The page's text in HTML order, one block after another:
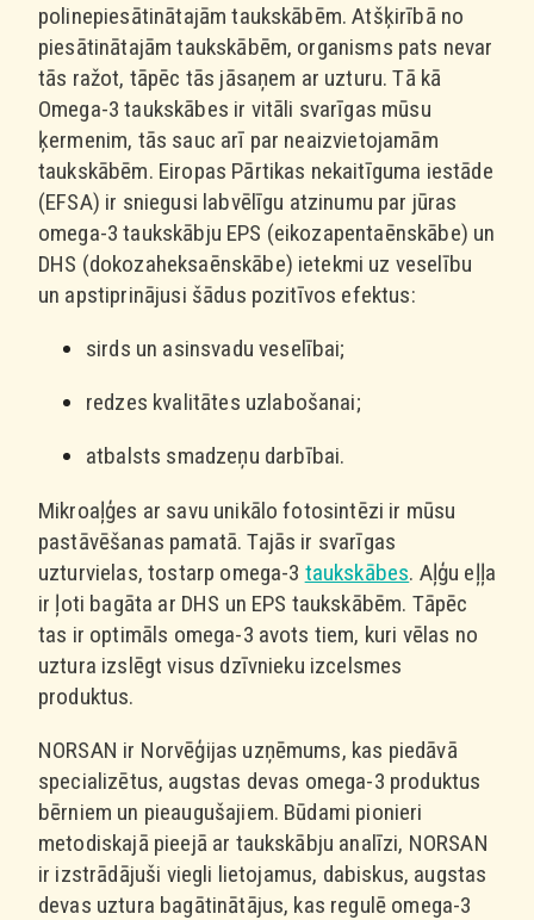
polinepiesātinātajām taukskābēm. Atšķirībā no
piesātinātajām taukskābēm, organisms pats nevar
tās ražot, tāpēc tās jāsaņem ar uzturu. Tā kā
Omega-3 taukskābes ir vitāli svarīgas mūsu
ķermenim, tās sauc arī par neaizvietojamām
taukskābēm. Eiropas Pārtikas nekaitīguma iestāde
(EFSA) ir sniegusi labvēlīgu atzinumu par jūras
omega-3 taukskābju EPS (eikozapentaēnskābe) un
DHS (dokozaheksaēnskābe) ietekmi uz veselību
un apstiprinājusi šādus pozitīvos efektus:
sirds un asinsvadu veselībai;
redzes kvalitātes uzlabošanai;
atbalsts smadzeņu darbībai.
Mikroaļģes ar savu unikālo fotosintēzi ir mūsu
pastāvēšanas pamatā. Tajās ir svarīgas
uzturvielas, tostarp omega-3 taukskābes. Aļģu eļļa
ir ļoti bagāta ar DHS un EPS taukskābēm. Tāpēc
tas ir optimāls omega-3 avots tiem, kuri vēlas no
uztura izslēgt visus dzīvnieku izcelsmes
produktus.
NORSAN ir Norvēģijas uzņēmums, kas piedāvā
specializētus, augstas devas omega-3 produktus
bērniem un pieaugušajiem. Būdami pionieri
metodiskajā pieejā ar taukskābju analīzi, NORSAN
ir izstrādājuši viegli lietojamus, dabiskus, augstas
devas uztura bagātinātājus, kas regulē omega-3